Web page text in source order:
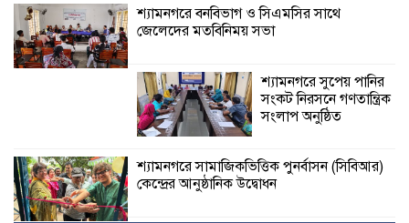
শ্যামনগরে বনবিভাগ ও সিএমসির সাথে
জেলেদের মতবিনিময় সভা
শ্যামনগরে সুপেয় পানির
সংকট নিরসনে গণতান্ত্রিক
সংলাপ অনুষ্ঠিত
শ্যামনগরে সামাজিকভিত্তিক পুনর্বাসন (সিবিআর)
কেন্দ্রের আনুষ্ঠানিক উদ্বোধন